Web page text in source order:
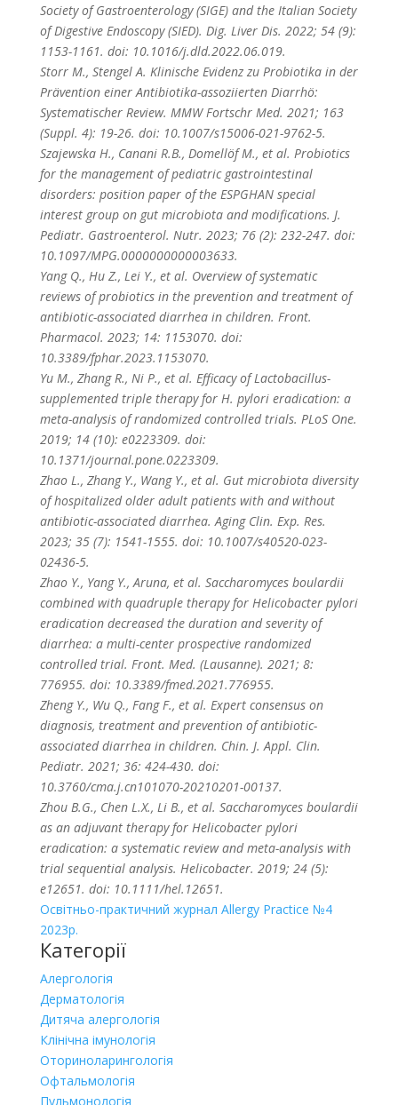
Society of Gastroenterology (SIGE) and the Italian Society
of Digestive Endoscopy (SIED). Dig. Liver Dis. 2022; 54 (9):
1153-1161. doi: 10.1016/j.dld.2022.06.019.
Storr M., Stengel A. Klinische Evidenz zu Probiotika in der
Prävention einer Antibiotika-assoziierten Diarrhö:
Systematischer Review. MMW Fortschr Med. 2021; 163
(Suppl. 4): 19-26. doi: 10.1007/s15006-021-9762-5.
Szajewska H., Canani R.B., Domellöf M., et al. Probiotics
for the management of pediatric gastrointestinal
disorders: position paper of the ESPGHAN special
interest group on gut microbiota and modifications. J.
Pediatr. Gastroenterol. Nutr. 2023; 76 (2): 232-247. doi:
10.1097/MPG.0000000000003633.
Yang Q., Hu Z., Lei Y., et al. Overview of systematic
reviews of probiotics in the prevention and treatment of
antibiotic-associated diarrhea in children. Front.
Pharmacol. 2023; 14: 1153070. doi:
10.3389/fphar.2023.1153070.
Yu M., Zhang R., Ni P., et al. Efficacy of Lactobacillus-
supplemented triple therapy for H. pylori eradication: a
meta-analysis of randomized controlled trials. PLoS One.
2019; 14 (10): e0223309. doi:
10.1371/journal.pone.0223309.
Zhao L., Zhang Y., Wang Y., et al. Gut microbiota diversity
of hospitalized older adult patients with and without
antibiotic-associated diarrhea. Aging Clin. Exp. Res.
2023; 35 (7): 1541-1555. doi: 10.1007/s40520-023-
02436-5.
Zhao Y., Yang Y., Aruna, et al. Saccharomyces boulardii
combined with quadruple therapy for Helicobacter pylori
eradication decreased the duration and severity of
diarrhea: a multi-center prospective randomized
controlled trial. Front. Med. (Lausanne). 2021; 8:
776955. doi: 10.3389/fmed.2021.776955.
Zheng Y., Wu Q., Fang F., et al. Expert consensus on
diagnosis, treatment and prevention of antibiotic-
associated diarrhea in children. Chin. J. Appl. Clin.
Pediatr. 2021; 36: 424-430. doi:
10.3760/cma.j.cn101070-20210201-00137.
Zhou B.G., Chen L.X., Li B., et al. Saccharomyces boulardii
as an adjuvant therapy for Helicobacter pylori
eradication: a systematic review and meta-analysis with
trial sequential analysis. Helicobacter. 2019; 24 (5):
e12651. doi: 10.1111/hel.12651.
Освітньо-практичний журнал Allergy Practice №4
2023р.
Категорії
Алергологія
Дерматологія
Дитяча алергологія
Клінічна імунологія
Оториноларингологія
Офтальмологія
Пульмонологія